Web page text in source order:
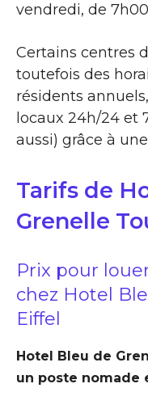
vendredi, de
Certains centres
toutefois des
résidents
locaux 24h/24 et
aussi) grâce à
Tarifs de
Grenelle
Prix pour
chez Hotel
Eiffel
Hotel Bleu de
un poste nomade